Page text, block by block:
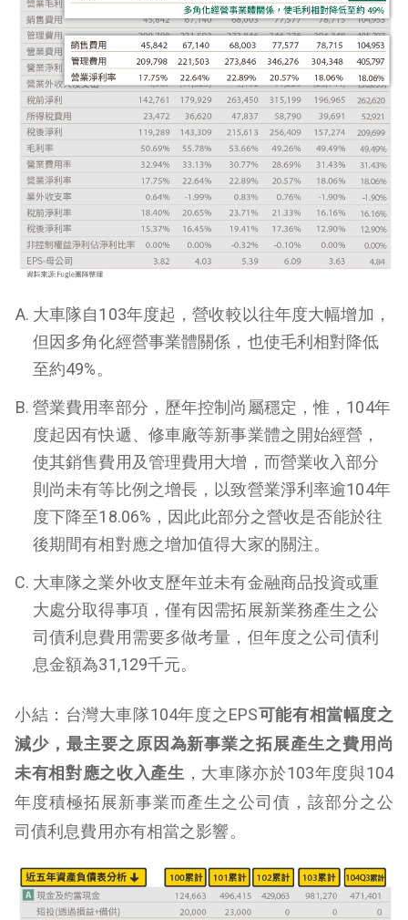
大車隊自103年度起，營收較以往年度大幅增加，
但因多角化經營事業體關係，也使毛利相對降低
至約49%。
營業費用率部分，歷年控制尚屬穩定，惟，104年
度起因有快遞、修車廠等新事業體之開始經營，
使其銷售費用及管理費用大增，而營業收入部分
則尚未有等比例之增長，以致營業淨利率逾104年
度下降至18.06%，因此此部分之營收是否能於往
後期間有相對應之增加值得大家的關注。
大車隊之業外收支歷年並未有金融商品投資或重
大處分取得事項，僅有因需拓展新業務產生之公
司債利息費用需要多做考量，但年度之公司債利
息金額為31,129千元。
小結： 台灣大車隊104年度之EPS可能有相當幅度之
減少， 最主要之原因為新事業之拓展產生之費用尚
未有相對應之收入產生 ，大車隊亦於103年度與104
年度積極拓展新事業而產生之公司債，該部分之公
司債利息費用亦有相當之影響。